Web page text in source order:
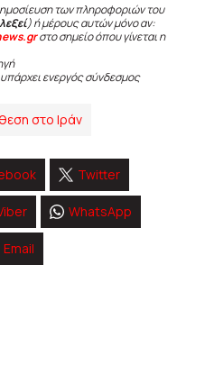
των πληροφοριών του
) ή μέρους αυτών μόνο αν:
στο σημείο όπου γίνεται η
ενεργός σύνδεσμος
στο Ιράν
Twitter
WhatsApp
Email